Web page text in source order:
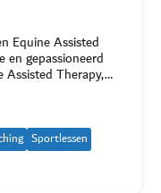
Equine Assisted
en gepassioneerd
Assisted Therapy,…
Sportlessen